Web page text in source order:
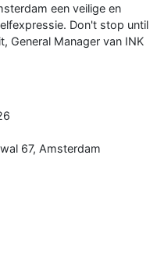
een veilige en
Don't stop until
General Manager van INK
67, Amsterdam